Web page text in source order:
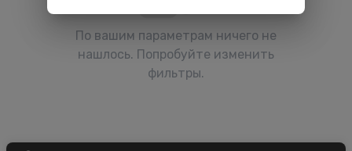
По вашим параметрам ничего не
нашлось. Попробуйте изменить
фильтры.